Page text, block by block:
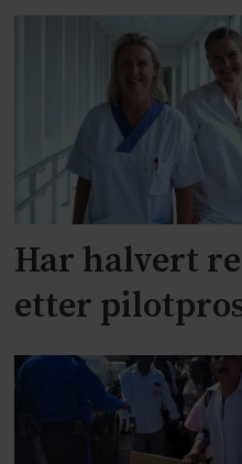
Har halvert
etter